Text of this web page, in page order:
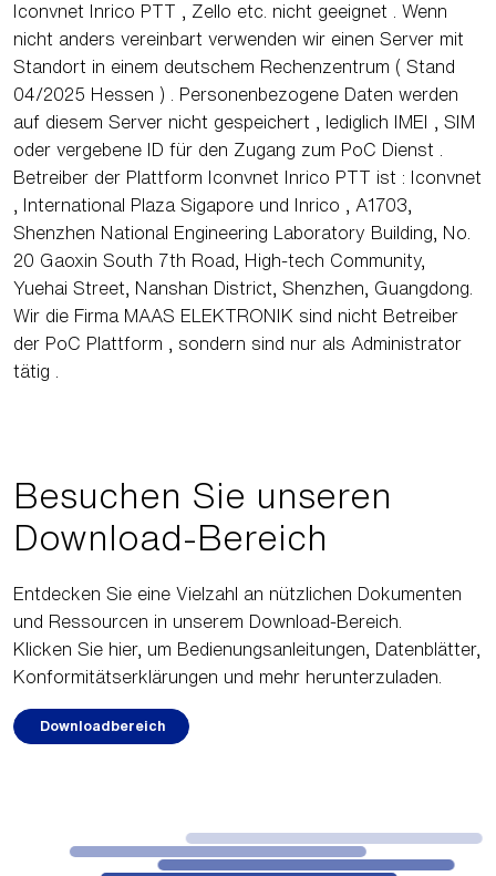
Iconvnet Inrico PTT , Zello etc. nicht geeignet . Wenn
nicht anders vereinbart verwenden wir einen Server mit
Standort in einem deutschem Rechenzentrum ( Stand
04/2025 Hessen ) . Personenbezogene Daten werden
auf diesem Server nicht gespeichert , lediglich IMEI , SIM
oder vergebene ID für den Zugang zum PoC Dienst .
Betreiber der Plattform Iconvnet Inrico PTT ist : Iconvnet
, International Plaza Sigapore und Inrico , A1703,
Shenzhen National Engineering Laboratory Building, No.
20 Gaoxin South 7th Road, High-tech Community,
Yuehai Street, Nanshan District, Shenzhen, Guangdong.
Wir die Firma MAAS ELEKTRONIK sind nicht Betreiber
der PoC Plattform , sondern sind nur als Administrator
tätig .
Besuchen Sie unseren
Download-Bereich
Entdecken Sie eine Vielzahl an nützlichen Dokumenten
und Ressourcen in unserem Download-Bereich.
Klicken Sie hier, um Bedienungsanleitungen, Datenblätter,
Konformitätserklärungen und mehr herunterzuladen.
Downloadbereich